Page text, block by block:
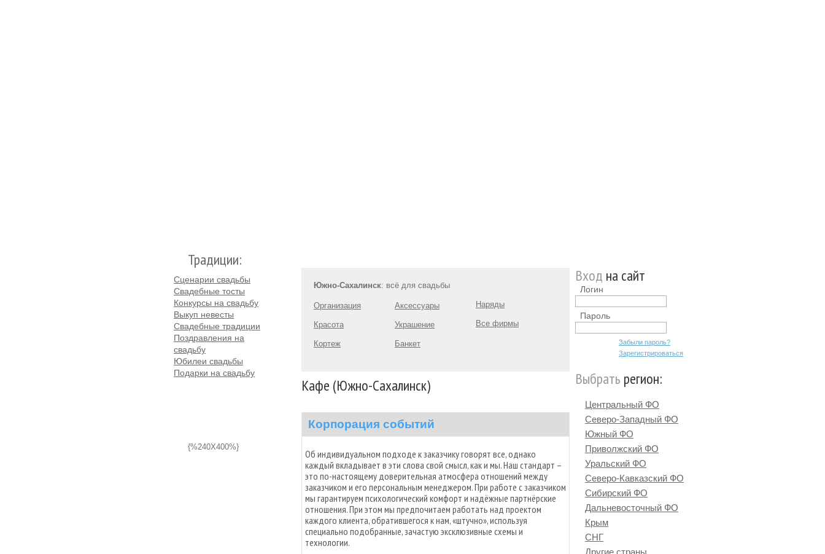
Традиции:
Сценарии свадьбы
Свадебные тосты
Конкурсы на свадьбу
Выкуп невесты
Свадебные традиции
Поздравления на
свадьбу
Юбилеи свадьбы
Подарки на свадьбу
{%240X400%}
Южно-Сахалинск: всё для свадьбы
Организация
Красота
Кортеж
Аксессуары
Украшение
Банкет
Наряды
Все фирмы
Кафе (Южно-Сахалинск)
Корпорация событий
Об индивидуальном подходе к заказчику говорят все, однако
каждый вкладывает в эти слова свой смысл, как и мы. Наш стандарт –
это по-настоящему доверительная атмосфера отношений между
заказчиком и его персональным менеджером. При работе с заказчиком
мы гарантируем психологический комфорт и надёжные партнёрские
отношения. При этом мы предпочитаем работать над проектом
каждого клиента, обратившегося к нам, «штучно», используя
специально подобранные, зачастую эксклюзивные схемы и
технологии.
Вход на сайт
Логин
Пароль
Забыли пароль?
Зарегистрироваться
Выбрать регион:
Центральный ФО
Северо-Западный ФО
Южный ФО
Приволжский ФО
Уральский ФО
Северо-Кавказский ФО
Сибирский ФО
Дальневосточный ФО
Крым
СНГ
Другие страны